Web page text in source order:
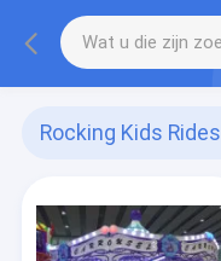
Rocking Kids Rides